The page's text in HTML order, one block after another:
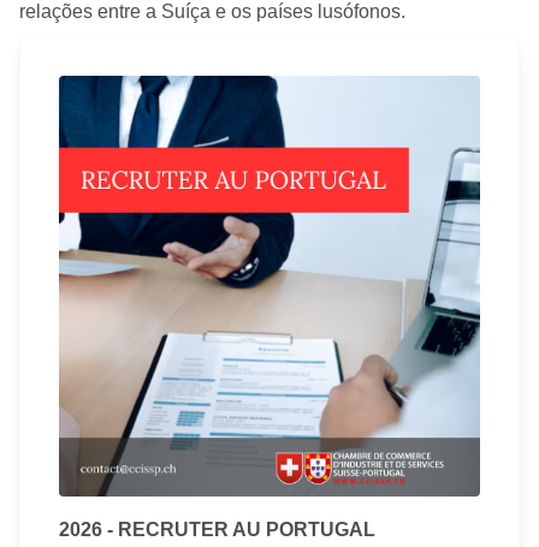
relações entre a Suíça e os países lusófonos.
2026 - RECRUTER AU PORTUGAL